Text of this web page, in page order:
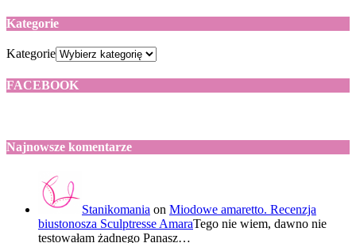
Kategorie
Kategorie
FACEBOOK
Najnowsze komentarze
Stanikomania on Miodowe amaretto. Recenzja
biustonosza Sculptresse AmaraTego nie wiem, dawno nie
testowałam żadnego Panasz…